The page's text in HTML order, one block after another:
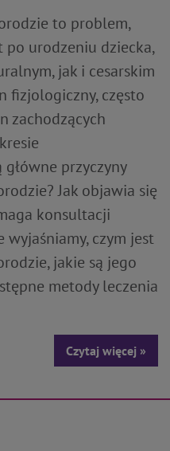
to problem,
urodzeniu dziecka,
jak i cesarskim
fizjologiczny, często
zachodzących
główne przyczyny
Jak objawia się
konsultacji
czym jest
jakie są jego
metody leczenia
Czytaj więcej »